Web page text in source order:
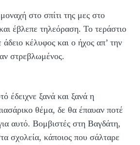
στο σπίτι της μες στο
έβλεπε τηλεόραση. Το τεράστιο
άδειο κέλυφος και ο ήχος απ’ την
στρεβλωμένος.
έδειχνε ξανά και ξανά η
θέμα, δε θα έπαυαν ποτέ
αυτό. Βομβιστές στη Βαγδάτη,
σχολεία, κάποιος που σάλταρε